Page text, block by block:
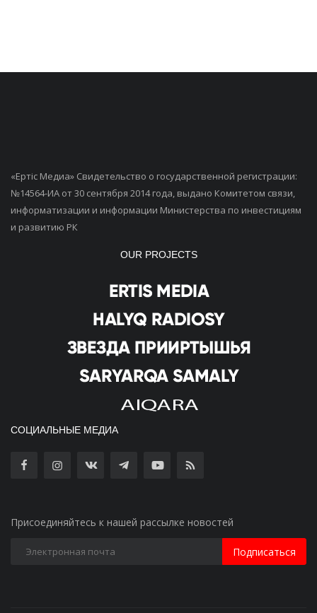
«Ертiс Медиа» Свидетельство о государственной регистрации:
№14564-ИА от 30 сентября 2014 года, выдано Комитетом связи,
информатизации и информации Министерства по инвестициям
и развитию РК
OUR PROJECTS
СОЦИАЛЬНЫЕ МЕДИА
Присоединяйтесь к нашей рассылке новостей
Подписаться